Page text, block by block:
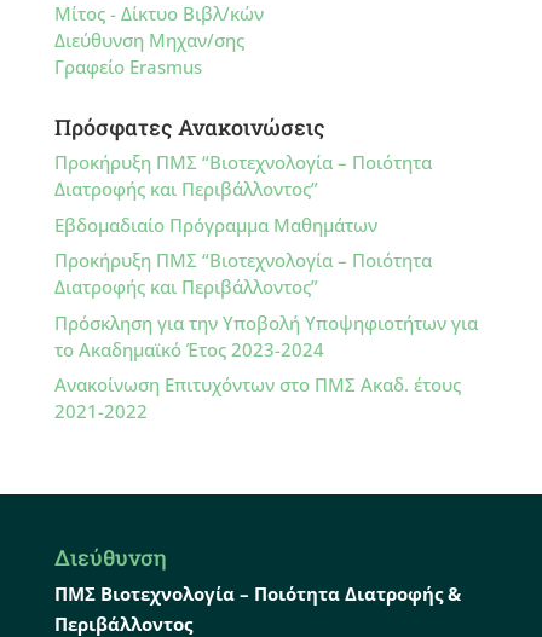
Μίτος - Δίκτυο Βιβλ/κών
Διεύθυνση Μηχαν/σης
Γραφείο Erasmus
Πρόσφατες Ανακοινώσεις
Προκήρυξη ΠΜΣ “Βιοτεχνολογία – Ποιότητα
Διατροφής και Περιβάλλοντος”
Εβδομαδιαίο Πρόγραμμα Μαθημάτων
Προκήρυξη ΠΜΣ “Βιοτεχνολογία – Ποιότητα
Διατροφής και Περιβάλλοντος”
Πρόσκληση για την Υποβολή Υποψηφιοτήτων για
το Ακαδημαϊκό Έτος 2023-2024
Ανακοίνωση Επιτυχόντων στο ΠΜΣ Ακαδ. έτους
2021-2022
Διεύθυνση
ΠΜΣ Βιοτεχνολογία – Ποιότητα Διατροφής &
Περιβάλλοντος